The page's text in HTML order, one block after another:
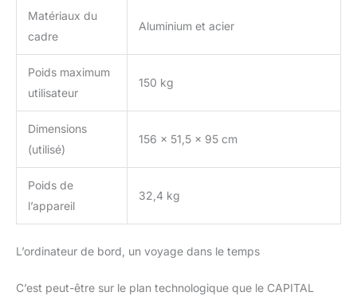
Matériaux du
cadre
Aluminium et acier
Poids maximum
utilisateur
150 kg
Dimensions
(utilisé)
156 x 51,5 x 95 cm
Poids de
l’appareil
32,4 kg
L’ordinateur de bord, un voyage dans le temps
C’est peut-être sur le plan technologique que le CAPITAL